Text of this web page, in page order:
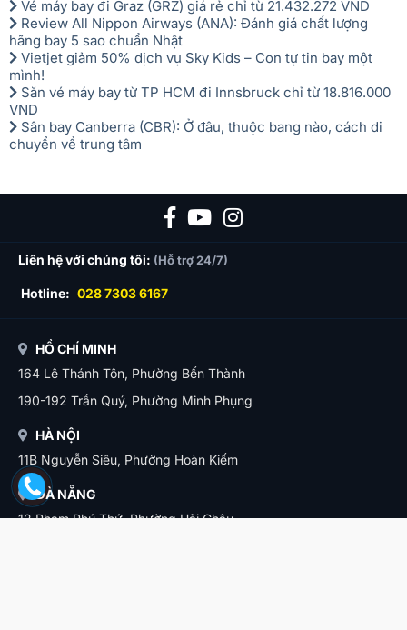
Vé máy bay đi Graz (GRZ) giá rẻ chỉ từ 21.432.272 VND
Review All Nippon Airways (ANA): Đánh giá chất lượng
hãng bay 5 sao chuẩn Nhật
Vietjet giảm 50% dịch vụ Sky Kids – Con tự tin bay một
mình!
Săn vé máy bay từ TP HCM đi Innsbruck chỉ từ 18.816.000
VND
Sân bay Canberra (CBR): Ở đâu, thuộc bang nào, cách di
chuyển về trung tâm
Liên hệ với chúng tôi: (Hỗ trợ 24/7)
Hotline: 028 7303 6167
HỒ CHÍ MINH
164 Lê Thánh Tôn, Phường Bến Thành
190-192 Trần Quý, Phường Minh Phụng
HÀ NỘI
11B Nguyễn Siêu, Phường Hoàn Kiếm
ĐÀ NẴNG
12 Phạm Phú Thứ, Phường Hải Châu